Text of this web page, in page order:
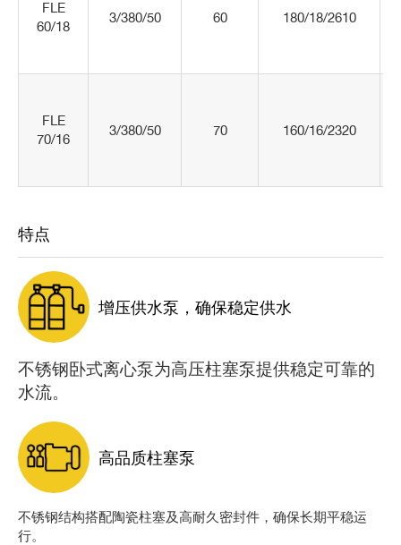
FLE
60/18
3/380/50 60 180/18/2610
FLE
70/16
3/380/50 70 160/16/2320
特点
增压供水泵，确保稳定供水
不锈钢卧式离心泵为高压柱塞泵提供稳定可靠的
水流。
高品质柱塞泵
不锈钢结构搭配陶瓷柱塞及高耐久密封件，确保长期平稳运
行。